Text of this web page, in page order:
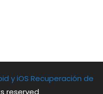
y iOS Recuperación de
reserved